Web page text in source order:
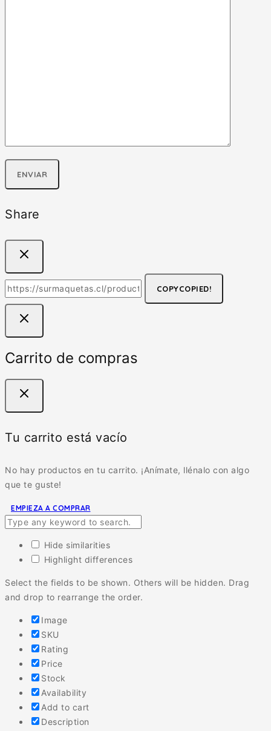
Share
COPYCOPIED!
Carrito de compras
Tu carrito está vacío
No hay productos en tu carrito. ¡Anímate, llénalo con algo
que te guste!
EMPIEZA A COMPRAR
Hide similarities
Highlight differences
Select the fields to be shown. Others will be hidden. Drag
and drop to rearrange the order.
Image
SKU
Rating
Price
Stock
Availability
Add to cart
Description